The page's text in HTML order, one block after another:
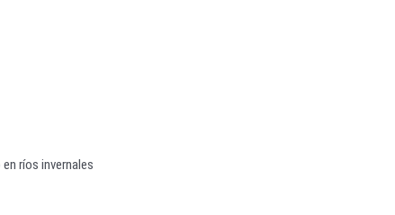
ríos invernales